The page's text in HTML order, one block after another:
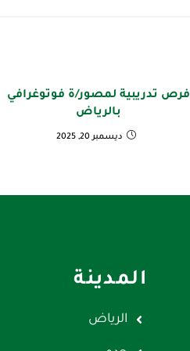
فرص تدريبية لمصور/ة فوتوغرافي
بالرياض
ديسمبر 20, 2025
المدينة
الرياض